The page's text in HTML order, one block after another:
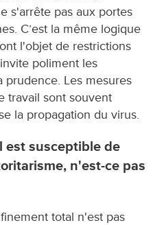
s'arrête pas aux portes
C’est la même logique
l'objet de restrictions
poliment les
prudence. Les mesures
travail sont souvent
la propagation du virus.
est susceptible de
n'est-ce pas
total n'est pas